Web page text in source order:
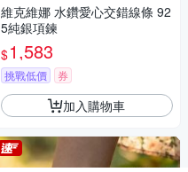
維克維娜 水鑽愛心交錯線條 92
5純銀項鍊
$1,583
挑戰低價 券
加入購物車